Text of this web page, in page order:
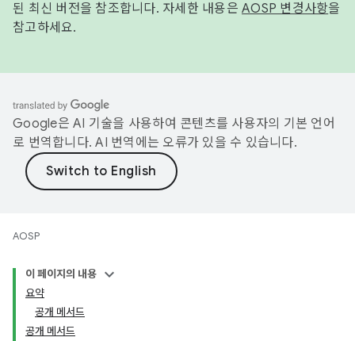
된 최신 버전을 참조합니다. 자세한 내용은 AOSP 변경사항을
참고하세요.
Google은 AI 기술을 사용하여 콘텐츠를 사용자의 기본 언어
로 번역합니다. AI 번역에는 오류가 있을 수 있습니다.
AOSP
이 페이지의 내용
요약
공개 메서드
공개 메서드